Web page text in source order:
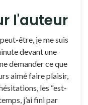
l'auteur
être, je me suis
devant une
demander ce que
aimé faire plaisir,
les “est-
j’ai fini par